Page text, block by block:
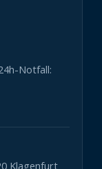
Notfall:
Klagenfurt